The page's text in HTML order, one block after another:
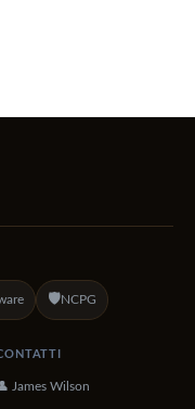
🛡️NCPG
James Wilson